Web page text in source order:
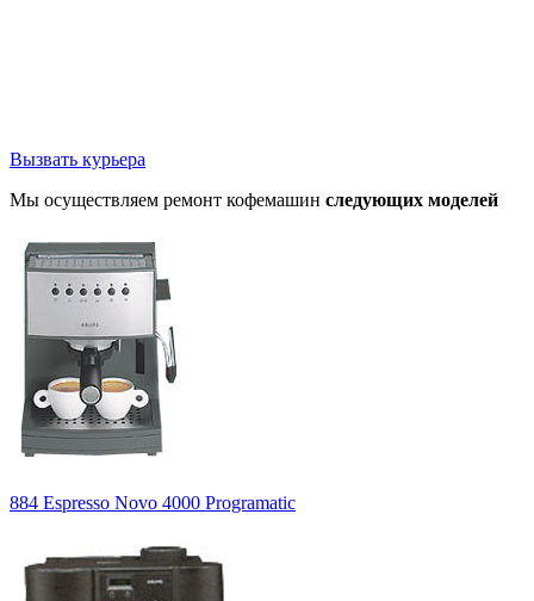
Вызвать курьера
Мы осуществляем ремонт кофемашин следующих моделей
884 Espresso Novo 4000 Programatic